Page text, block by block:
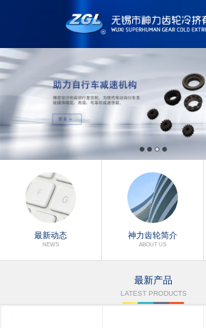
最新动态
NEWS
神力齿轮简介
ABOUT US
最新产品
LATEST PRODUCTS